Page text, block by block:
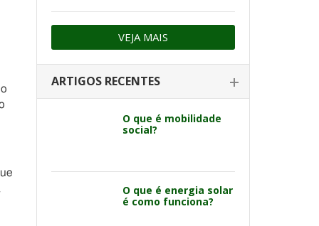
VEJA MAIS
ARTIGOS RECENTES
O que é mobilidade
social?
O que é energia solar
é como funciona?